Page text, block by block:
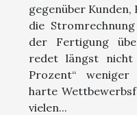
gegenüber Kunden,
die
der Fertigung
redet längst
Prozent“
harte
vielen...